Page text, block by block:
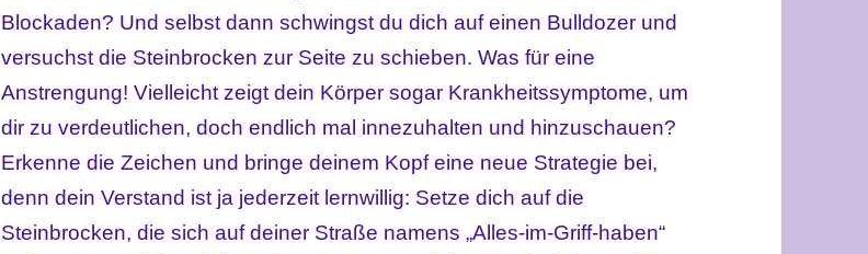
Blockaden? Und selbst dann schwingst du dich auf einen Bulldozer und
versuchst die Steinbrocken zur Seite zu schieben. Was für eine
Anstrengung! Vielleicht zeigt dein Körper sogar Krankheitssymptome, um
dir zu verdeutlichen, doch endlich mal innezuhalten und hinzuschauen?
Erkenne die Zeichen und bringe deinem Kopf eine neue Strategie bei,
denn dein Verstand ist ja jederzeit lernwillig: Setze dich auf die
Steinbrocken, die sich auf deiner Straße namens „Alles-im-Griff-haben“